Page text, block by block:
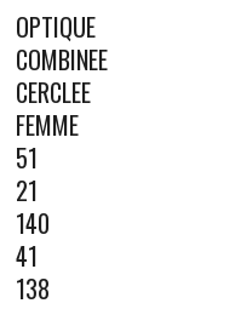
OPTIQUE
COMBINEE
CERCLEE
FEMME
51
21
140
41
138